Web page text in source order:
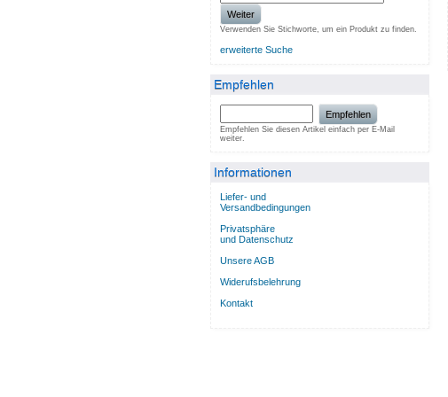
Weiter
Verwenden Sie Stichworte, um ein Produkt zu finden.
erweiterte Suche
Empfehlen
Empfehlen
Empfehlen Sie diesen Artikel einfach per E-Mail
weiter.
Informationen
Liefer- und
Versandbedingungen
Privatsphäre
und Datenschutz
Unsere AGB
Widerufsbelehrung
Kontakt